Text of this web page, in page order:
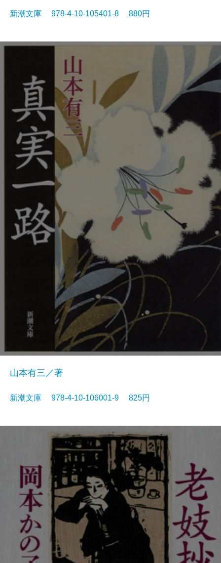
新潮文庫 978-4-10-105401-8 880円
山本有三／著
新潮文庫 978-4-10-106001-9 825円